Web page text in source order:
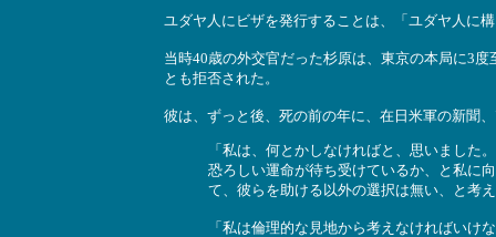
ユダヤ人にビザを発行することは、「ユダヤ人に
当時40歳の外交官だった杉原は、東京の本局に3
とも拒否された。
彼は、ずっと後、死の前の年に、在日米軍の新聞
「私は、何とかしなければと、思いました
恐ろしい運命が待ち受けているか、と私に
て、彼らを助ける以外の選択は無い、と考
「私は倫理的な見地から考えなければいけ